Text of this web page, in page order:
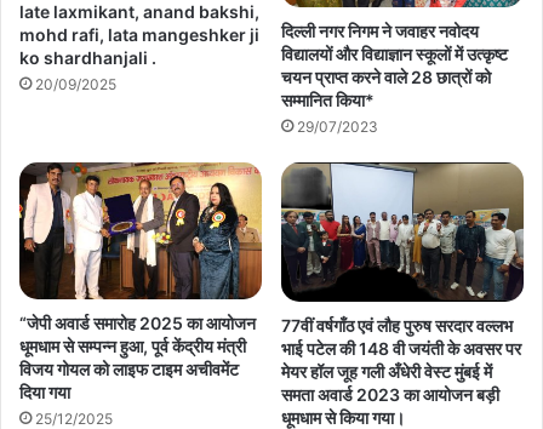
late laxmikant, anand bakshi,
mohd rafi, lata mangeshker ji
ko shardhanjali .
20/09/2025
दिल्ली नगर निगम ने जवाहर नवोदय
विद्यालयों और विद्याज्ञान स्कूलों में उत्कृष्ट
चयन प्राप्त करने वाले 28 छात्रों को
सम्मानित किया*
29/07/2023
“जेपी अवार्ड समारोह 2025 का आयोजन
धूमधाम से सम्पन्न हुआ, पूर्व केंद्रीय मंत्री
विजय गोयल को लाइफ टाइम अचीवमेंट
दिया गया
25/12/2025
77वीं वर्षगाँठ एवं लौह पुरुष सरदार वल्लभ
भाई पटेल की 148 वी जयंती के अवसर पर
मेयर हॉल जूह गली अँधेरी वेस्ट मुंबई में
समता अवार्ड 2023 का आयोजन बड़ी
धूमधाम से किया गया।